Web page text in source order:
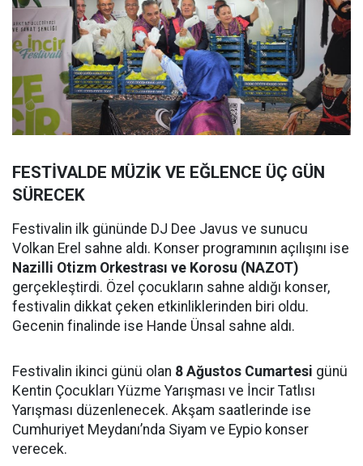
FESTİVALDE MÜZİK VE EĞLENCE ÜÇ GÜN
SÜRECEK
Festivalin ilk gününde DJ Dee Javus ve sunucu
Volkan Erel sahne aldı. Konser programının açılışını ise
Nazilli Otizm Orkestrası ve Korosu (NAZOT)
gerçekleştirdi. Özel çocukların sahne aldığı konser,
festivalin dikkat çeken etkinliklerinden biri oldu.
Gecenin finalinde ise Hande Ünsal sahne aldı.
Festivalin ikinci günü olan 8 Ağustos Cumartesi günü
Kentin Çocukları Yüzme Yarışması ve İncir Tatlısı
Yarışması düzenlenecek. Akşam saatlerinde ise
Cumhuriyet Meydanı’nda Siyam ve Eypio konser
verecek.